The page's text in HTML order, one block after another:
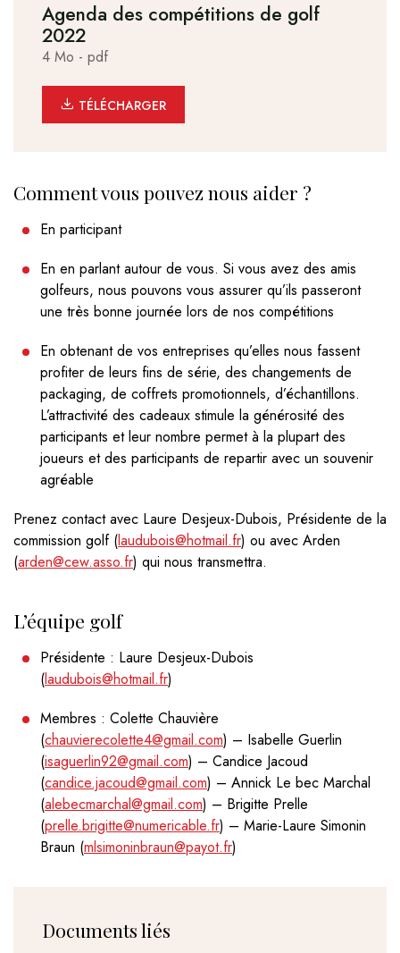
Agenda des compétitions de golf
2022
4 Mo - pdf
TÉLÉCHARGERTÉLÉCHARGER LE FICHIER : AGENDA
Comment vous pouvez nous aider ?
En participant
En en parlant autour de vous. Si vous avez des amis
golfeurs, nous pouvons vous assurer qu’ils passeront
une très bonne journée lors de nos compétitions
En obtenant de vos entreprises qu’elles nous fassent
profiter de leurs fins de série, des changements de
packaging, de coffrets promotionnels, d’échantillons.
L’attractivité des cadeaux stimule la générosité des
participants et leur nombre permet à la plupart des
joueurs et des participants de repartir avec un souvenir
agréable
Prenez contact avec Laure Desjeux-Dubois, Présidente de la
commission golf (laudubois@hotmail.fr) ou avec Arden
(arden@cew.asso.fr) qui nous transmettra.
L’équipe golf
Présidente : Laure Desjeux-Dubois
(laudubois@hotmail.fr)
Membres : Colette Chauvière
(chauvierecolette4@gmail.com) – Isabelle Guerlin
(isaguerlin92@gmail.com) – Candice Jacoud
(candice.jacoud@gmail.com) – Annick Le bec Marchal
(alebecmarchal@gmail.com) – Brigitte Prelle
(prelle.brigitte@numericable.fr) – Marie-Laure Simonin
Braun (mlsimoninbraun@payot.fr)
Documents liés